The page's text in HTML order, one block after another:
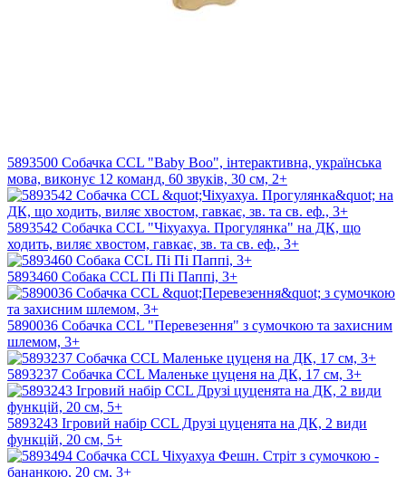
5893500 Собачка CCL "Baby Boo", інтерактивна, українська
мова, виконує 12 команд, 60 звуків, 30 см, 2+
5893542 Собачка CCL "Чіхуахуа. Прогулянка" на ДК, що
ходить, виляє хвостом, гавкає, зв. та св. еф., 3+
5893460 Собака CCL Пі Пі Паппі, 3+
5890036 Собачка CCL "Перевезення" з сумочкою та захисним
шлемом, 3+
5893237 Собачка CCL Маленьке цуценя на ДК, 17 см, 3+
5893243 Ігровий набір CCL Друзі цуценята на ДК, 2 види
функцій, 20 см, 5+